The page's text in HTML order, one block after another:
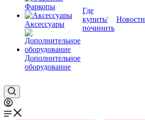
Фаркопы
Аксессуары
Дополнительное
оборудование
Где
купить/
починить
Новости